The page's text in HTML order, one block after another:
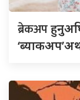
ब्रेकअप